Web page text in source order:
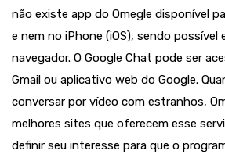
não existe app do Omegle disponível
e nem no iPhone (iOS), sendo possível
navegador. O Google Chat pode ser
Gmail ou aplicativo web do Google.
conversar por vídeo com estranhos,
melhores sites que oferecem esse
definir seu interesse para que o